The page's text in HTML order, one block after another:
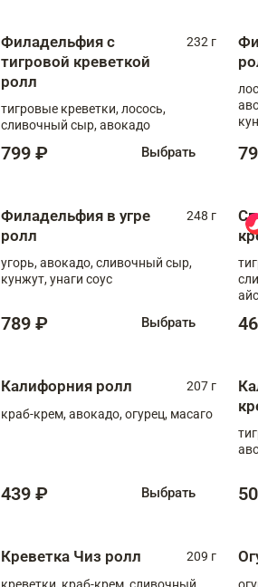
Филадельфия с
тигровой креветкой
ролл
232 г
тигровые креветки, лосось,
сливочный сыр, авокадо
799 ₽ Выбрать
Филадельфия в угре
ролл
248 г
угорь, авокадо, сливочный сыр,
кунжут, унаги соус
789 ₽ Выбрать
Калифорния ролл
207 г
краб-крем, авокадо, огурец, масаго
439 ₽ Выбрать
Креветка Чиз ролл
209 г